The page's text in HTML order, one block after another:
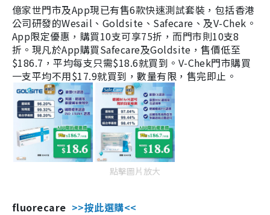
億家世門市及App現已有售6款快速測試套裝，包括香港
公司研發的Wesail、Goldsite、Safecare、及V-Chek。
App限定優惠，購買10支可享75折，而門市則10支8
折。現凡於App購買Safecare及Goldsite，售價低至
$186.7，平均每支只需$18.6就買到。V-Chek門市購買
一支平均不用$17.9就買到，數量有限，售完即止。
點擊圖片放大
fluorecare >>按此選購<<